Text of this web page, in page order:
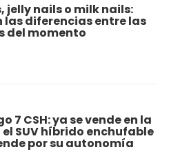
jelly nails o milk nails:
las diferencias entre las
del momento
7 CSH: ya se vende en la
SUV híbrido enchufable
por su autonomía